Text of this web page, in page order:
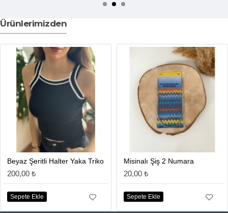
Ürünlerimizden
Beyaz Şeritli Halter Yaka Triko
200,00 ₺
Sepete Ekle
Misinalı Şiş 2 Numara
20,00 ₺
Sepete Ekle